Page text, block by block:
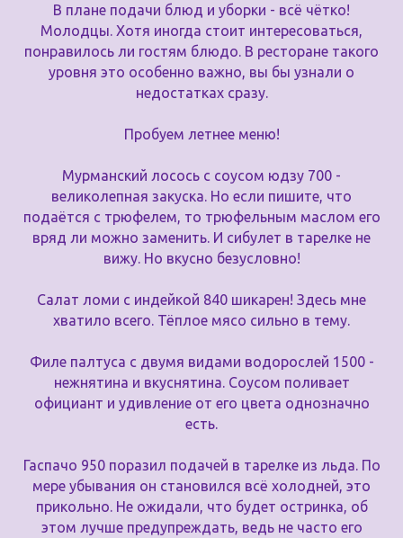
В плане подачи блюд и уборки - всё чётко!
Молодцы. Хотя иногда стоит интересоваться,
понравилось ли гостям блюдо. В ресторане такого
уровня это особенно важно, вы бы узнали о
недостатках сразу.
Пробуем летнее меню!
Мурманский лосось с соусом юдзу 700 -
великолепная закуска. Но если пишите, что
подаётся с трюфелем, то трюфельным маслом его
вряд ли можно заменить. И сибулет в тарелке не
вижу. Но вкусно безусловно!
Салат ломи с индейкой 840 шикарен! Здесь мне
хватило всего. Тёплое мясо сильно в тему.
Филе палтуса с двумя видами водорослей 1500 -
нежнятина и вкуснятина. Соусом поливает
официант и удивление от его цвета однозначно
есть.
Гаспачо 950 поразил подачей в тарелке из льда. По
мере убывания он становился всё холодней, это
прикольно. Не ожидали, что будет остринка, об
этом лучше предупреждать, ведь не часто его